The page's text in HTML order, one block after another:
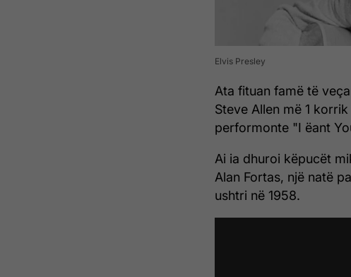
Elvis Presley
Ata fituan famë të
Steve Allen më 1
performonte "I ëant
Ai ia dhuroi këpucët
Alan Fortas, një natë
ushtri në 1958.